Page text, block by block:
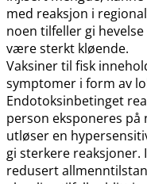
med reaksjon i
noen tilfeller gi
være sterkt kløende.
Vaksiner til fisk
symptomer i form av
Endotoksinbetinget
person eksponeres på
utløser en
gi sterkere
redusert